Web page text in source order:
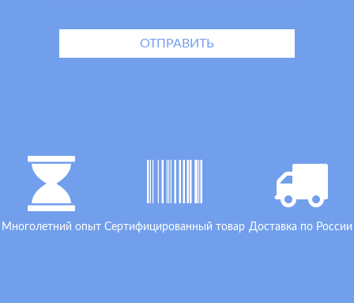
Многолетний опыт Сертифицированный товар Доставка по России